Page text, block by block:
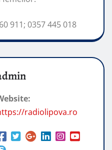
911; 0357 445 018
radiolipova.ro